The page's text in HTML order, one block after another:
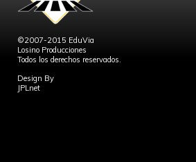
©2007-2015 EduVia
Losino Producciones
Todos los derechos reservados.
Design By
JPLnet